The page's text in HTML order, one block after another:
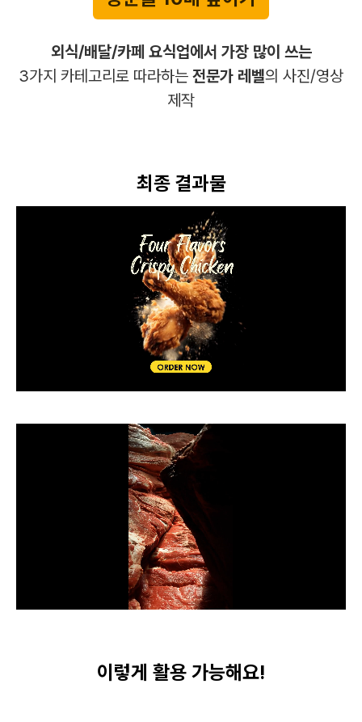
외식/배달/카페 요식업에서 가장 많이 쓰는
3가지 카테고리로 따라하는 전문가 레벨의 사진/영상
제작
최종 결과물
이렇게 활용 가능해요!